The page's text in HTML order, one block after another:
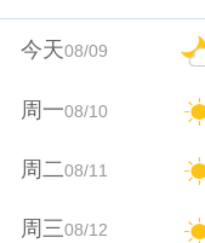
今天08/09
周一08/10
周二08/11
周三08/12